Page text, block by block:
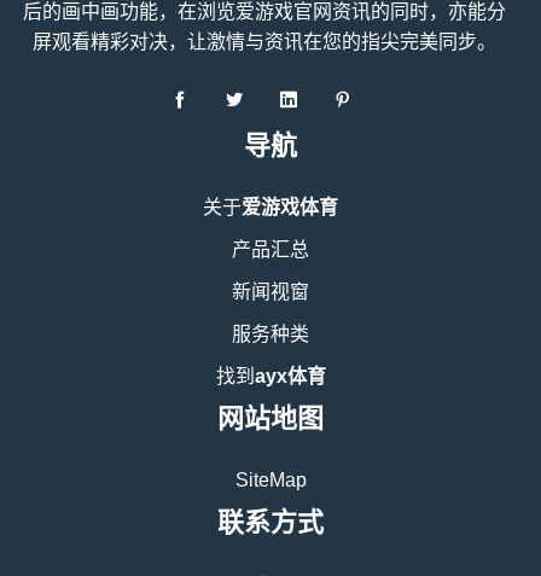
后的画中画功能，在浏览爱游戏官网资讯的同时，亦能分
屏观看精彩对决，让激情与资讯在您的指尖完美同步。
导航
关于爱游戏体育
产品汇总
新闻视窗
服务种类
找到 ayx体育
网站地图
SiteMap
联系方式